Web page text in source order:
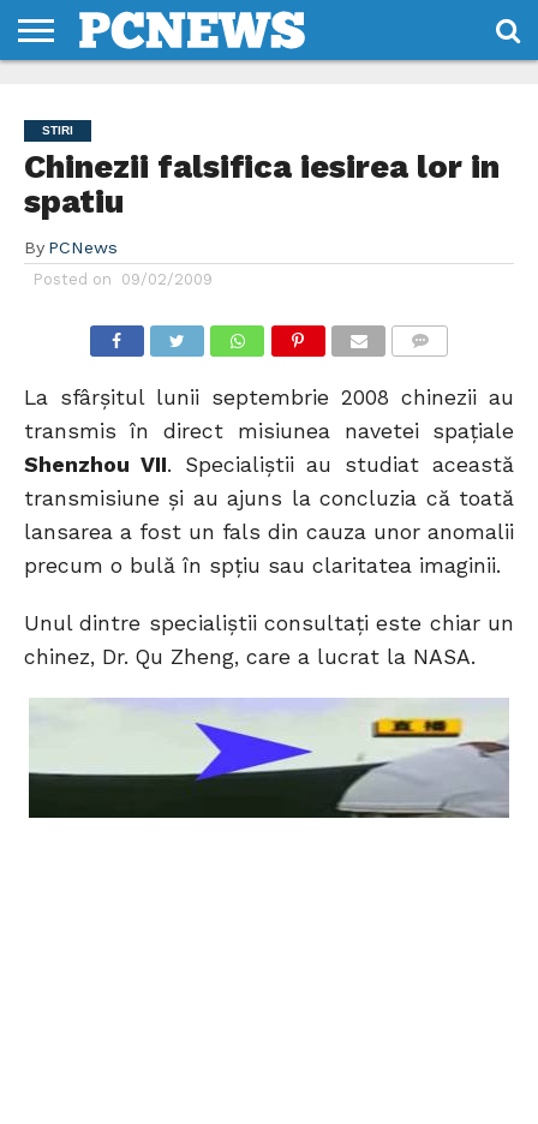
NOI
SI
CONDITII
STIRI
Chinezii falsifica iesirea lor in
spatiu
By PCNews
Posted on 09/02/2009
La sfârşitul lunii septembrie 2008 chinezii au
transmis în direct misiunea navetei spaţiale
Shenzhou VII. Specialiştii au studiat această
transmisiune şi au ajuns la concluzia că toată
lansarea a fost un fals din cauza unor anomalii
precum o bulă în spţiu sau claritatea imaginii.
Unul dintre specialiştii consultaţi este chiar un
chinez, Dr. Qu Zheng, care a lucrat la NASA.